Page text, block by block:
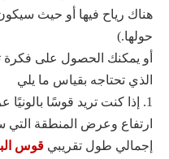
هناك رياح فيها أو حيث
حولها.)
أو يمكنك الحصول على
الذي تحتاجه بقياس ما يلي
1. إذا كنت تريد قوسًا
ارتفاع وعرض المنطقة
إجمالي طول تقريبي قوس